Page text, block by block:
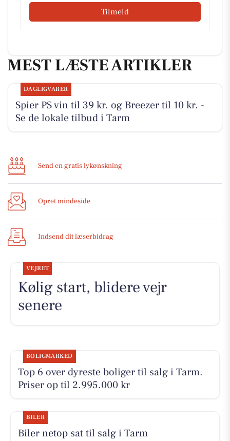
Tilmeld
MEST LÆSTE ARTIKLER
DAGLIGVARER
Spier PS vin til 39 kr. og Breezer til 10 kr. -
Se de lokale tilbud i Tarm
Send en gratis lykønskning
Opret mindeside
Indsend dit læserbidrag
VEJRET
Kølig start, blidere vejr
senere
BOLIGMARKED
Top 6 over dyreste boliger til salg i Tarm.
Priser op til 2.995.000 kr
BILER
Biler netop sat til salg i Tarm